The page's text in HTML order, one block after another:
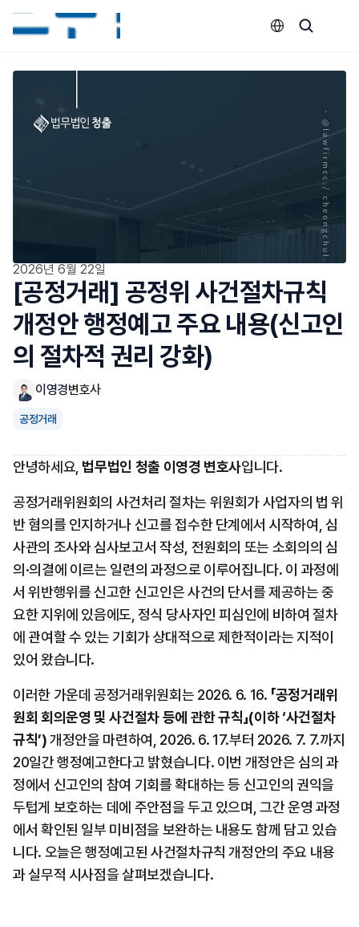
2026년 6월 22일
[공정거래] 공정위 사건절차규칙
개정안 행정예고 주요 내용(신고인
의 절차적 권리 강화)
이영경변호사
공정거래
안녕하세요, 법무법인 청출 이영경 변호사입니다.
공정거래위원회의 사건처리 절차는 위원회가 사업자의 법 위
반 혐의를 인지하거나 신고를 접수한 단계에서 시작하여, 심
사관의 조사와 심사보고서 작성, 전원회의 또는 소회의의 심
의·의결에 이르는 일련의 과정으로 이루어집니다. 이 과정에
서 위반행위를 신고한 신고인은 사건의 단서를 제공하는 중
요한 지위에 있음에도, 정식 당사자인 피심인에 비하여 절차
에 관여할 수 있는 기회가 상대적으로 제한적이라는 지적이
있어 왔습니다.
이러한 가운데 공정거래위원회는 2026. 6. 16. 「공정거래위
원회 회의운영 및 사건절차 등에 관한 규칙」(이하 ‘사건절차
규칙’) 개정안을 마련하여, 2026. 6. 17.부터 2026. 7. 7.까지
20일간 행정예고한다고 밝혔습니다. 이번 개정안은 심의 과
정에서 신고인의 참여 기회를 확대하는 등 신고인의 권익을
두텁게 보호하는 데에 주안점을 두고 있으며, 그간 운영 과정
에서 확인된 일부 미비점을 보완하는 내용도 함께 담고 있습
니다. 오늘은 행정예고된 사건절차규칙 개정안의 주요 내용
과 실무적 시사점을 살펴보겠습니다.
Select Language